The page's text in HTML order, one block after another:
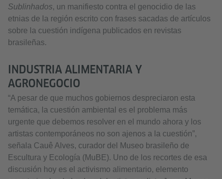
Sublinhados, un manifiesto contra el genocidio de las
etnias de la región escrito con frases sacadas de artículos
sobre la cuestión indígena publicados en revistas
brasileñas.
INDUSTRIA ALIMENTARIA Y
AGRONEGOCIO
“A pesar de que muchos gobiernos despreciaron esta
temática, la cuestión ambiental es el problema más
urgente que debemos resolver en el mundo ahora y los
artistas contemporáneos no son ajenos a la cuestión”,
señala Cauê Alves, curador del Museo brasileño de
Escultura y Ecología (MuBE). Uno de los recortes de esa
discusión hoy es el activismo alimentario, elemento